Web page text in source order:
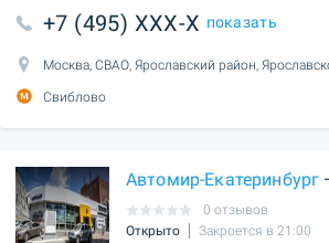
+7 (495) XXX-X показать
Москва, СВАО, Ярославский район,
Свиблово
Автомир-Екатеринбург
0 отзывов
Открыто
Закроется в 21:00